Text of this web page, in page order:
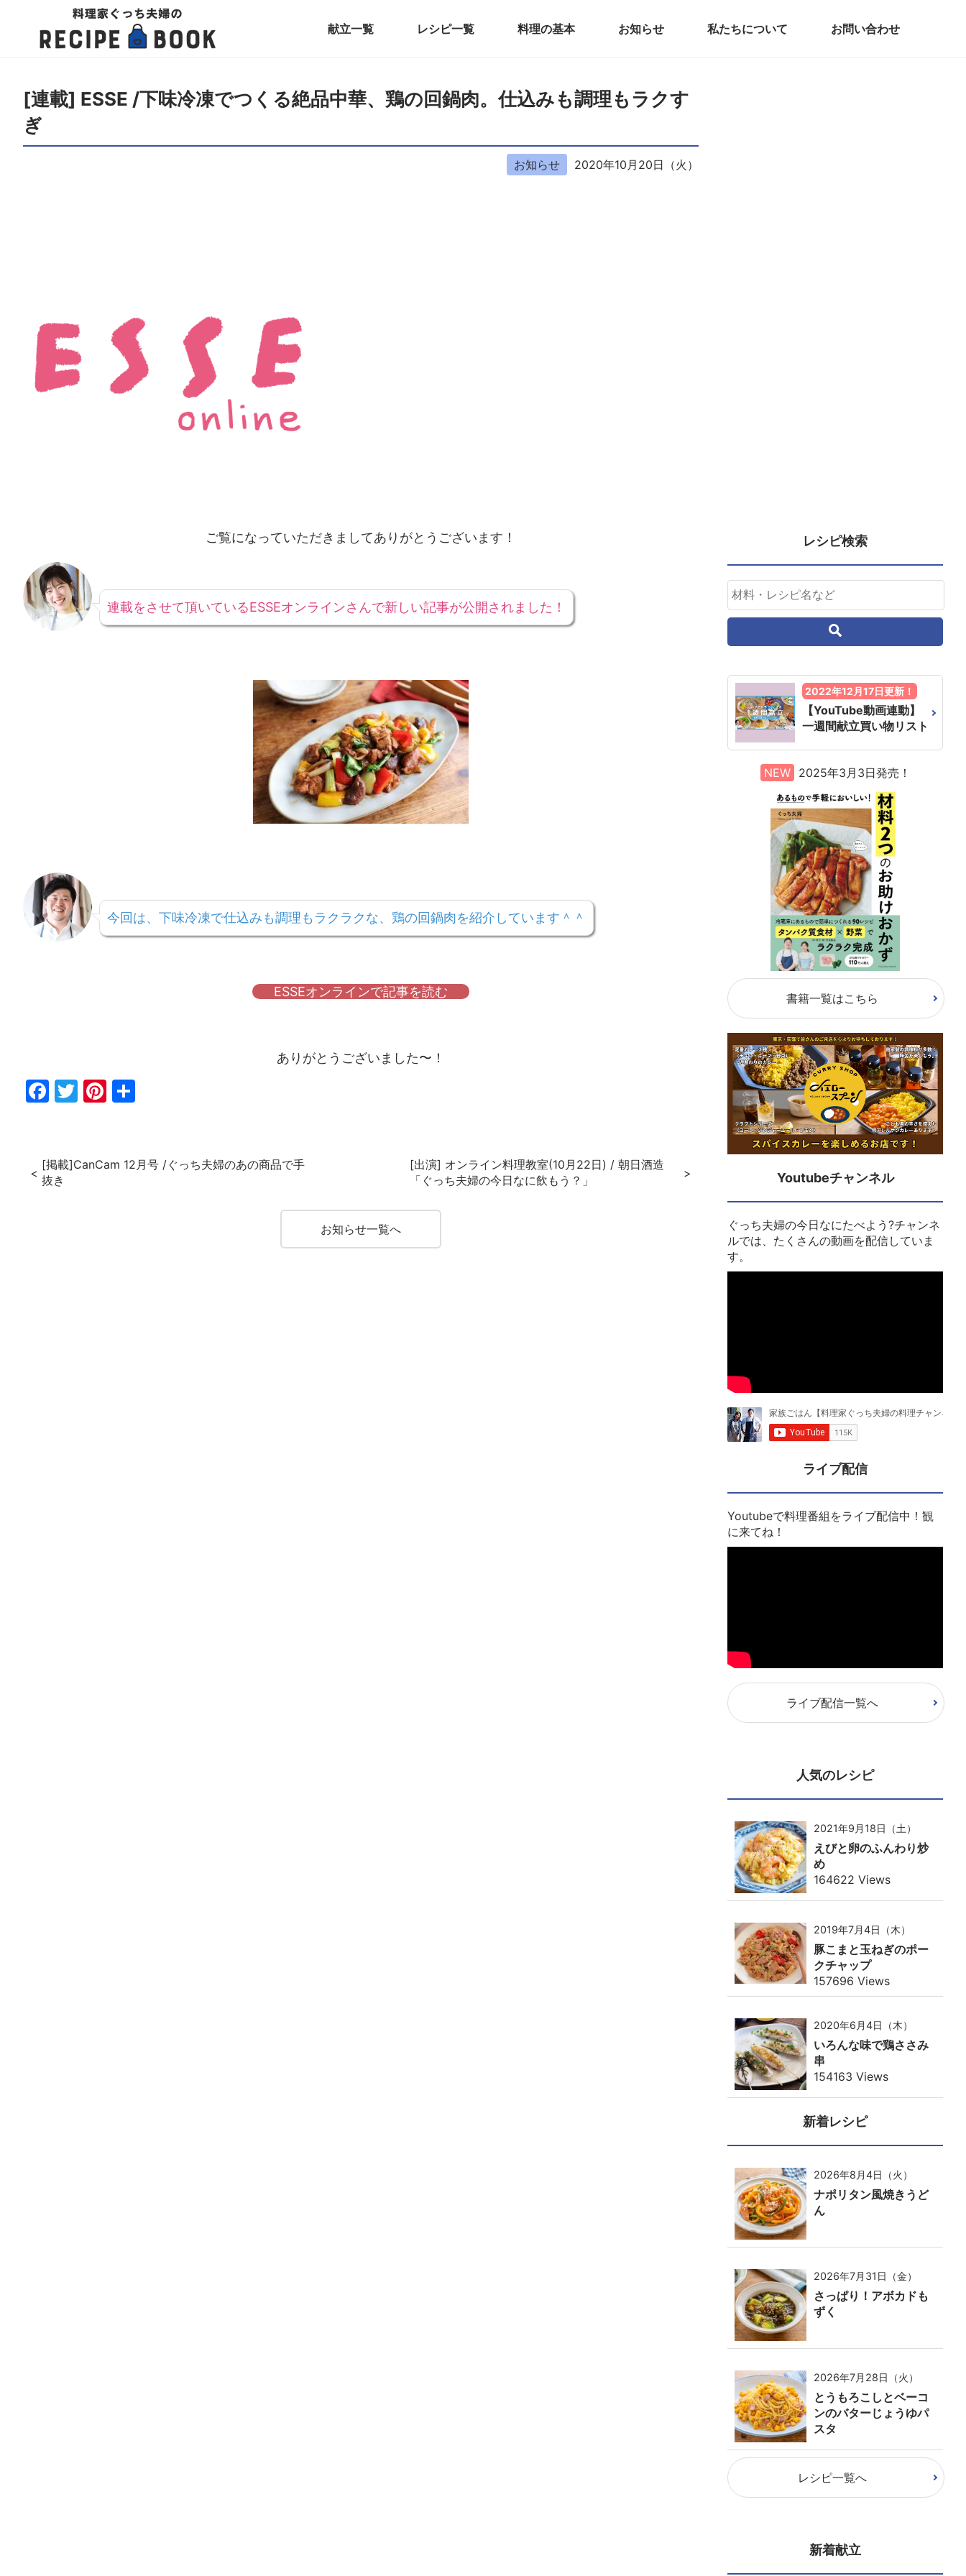
献立一覧 レシピ一覧 料理の基本 お知らせ 私たちについて お問い合わせ
[連載] ESSE /下味冷凍でつくる絶品中華、鶏の回鍋肉。仕込みも調理もラクす
ぎ
お知らせ 2020年10月20日（火）
ご覧になっていただきましてありがとうございます！
連載をさせて頂いているESSEオンラインさんで新しい記事が公開されました！
今回は、下味冷凍で仕込みも調理もラクラクな、鶏の回鍋肉を紹介しています＾＾
ESSEオンラインで記事を読む
ありがとうございました〜！
Fac
Twi
Pin
[掲載]CanCam 12月号 /ぐっち夫婦のあの商品で手
抜き
[出演] オンライン料理教室(10月22日) / 朝日酒造
「ぐっち夫婦の今日なに飲もう？」
お知らせ一覧へ
レシピ検索
2022年12月17日更新！
【YouTube動画連動】
一週間献立買い物リスト
NEW 2025年3月3日発売！
書籍一覧はこちら
Youtubeチャンネル
ぐっち夫婦の今日なにたべよう?チャンネ
ルでは、たくさんの動画を配信していま
す。
ライブ配信
Youtubeで料理番組をライブ配信中！観
に来てね！
ライブ配信一覧へ
人気のレシピ
2021年9月18日（土）
えびと卵のふんわり炒
め
164622 Views
2019年7月4日（木）
豚こまと玉ねぎのポー
クチャップ
157696 Views
2020年6月4日（木）
いろんな味で鶏ささみ
串
154163 Views
新着レシピ
2026年8月4日（火）
ナポリタン風焼きうど
ん
2026年7月31日（金）
さっぱり！アボカドも
ずく
2026年7月28日（火）
とうもろこしとベーコ
ンのバターじょうゆパ
スタ
レシピ一覧へ
新着献立